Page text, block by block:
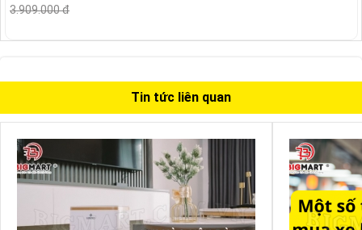
3.909.000 đ
Tin tức liên quan